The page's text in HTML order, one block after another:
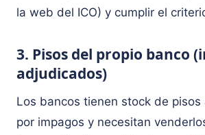
la web del ICO) y cumplir el
3. Pisos del propio banco
adjudicados)
Los bancos tienen stock de
por impagos y necesitan